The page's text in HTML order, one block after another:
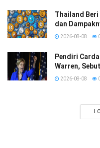
Thailand
dan
2026-08-08
Pendiri
Warren,
2026-08-08